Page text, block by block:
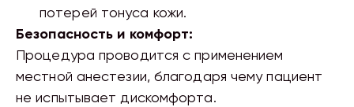
потерей тонуса кожи.
Безопасность и комфорт:
Процедура проводится с применением
местной анестезии, благодаря чему пациент
не испытывает дискомфорта.